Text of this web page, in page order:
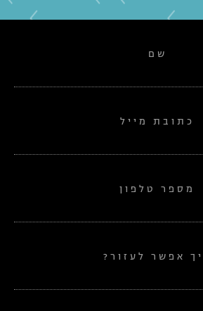
שם
כתובת מייל
מספר טלפון
אפשר לעזור?